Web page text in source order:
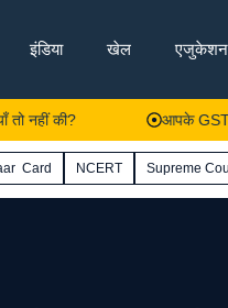
इंडिया खेल एजुकेशन
आपके GST नंबर में ही
Card NCERT Supreme